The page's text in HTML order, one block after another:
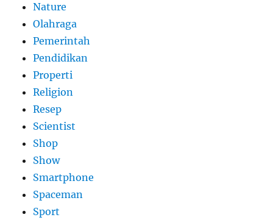
Nature
Olahraga
Pemerintah
Pendidikan
Properti
Religion
Resep
Scientist
Shop
Show
Smartphone
Spaceman
Sport